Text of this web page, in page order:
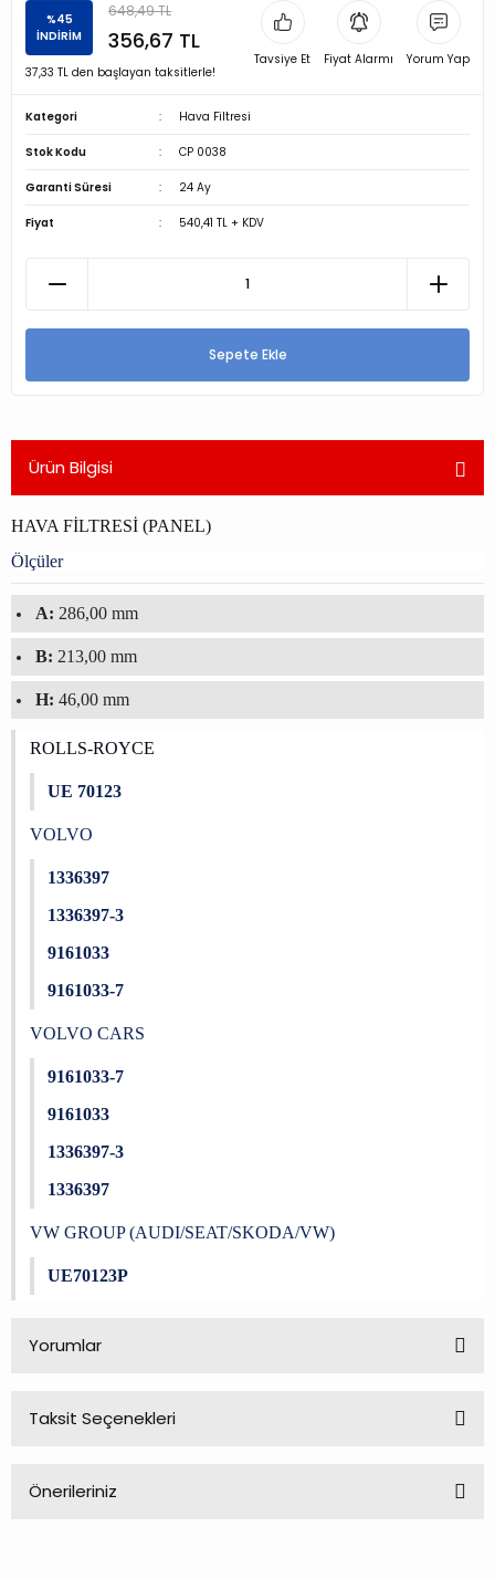
%45
İNDİRİM
648,49 TL
356,67 TL
37,33 TL den başlayan taksitlerle!
Tavsiye Et Fiyat Alarmı Yorum Yap
Kategori Hava Filtresi
Stok Kodu CP 0038
Garanti Süresi 24 Ay
Fiyat 540,41 TL + KDV
Sepete Ekle
Ürün Bilgisi
HAVA FİLTRESİ (PANEL)
Ölçüler
A: 286,00 mm
B: 213,00 mm
H: 46,00 mm
ROLLS-ROYCE
UE 70123
VOLVO
1336397
1336397-3
9161033
9161033-7
VOLVO CARS
9161033-7
9161033
1336397-3
1336397
VW GROUP (AUDI/SEAT/SKODA/VW)
UE70123P
Yorumlar
Taksit Seçenekleri
Önerileriniz